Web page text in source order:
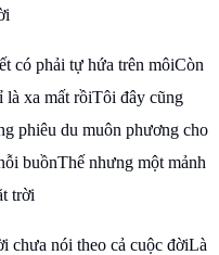
có phải tự hứa trên môiCòn
là xa mất rồiTôi đây cũng
phiêu du muôn phương cho
buồnThế nhưng một mảnh
trời
chưa nói theo cả cuộc đờiLà